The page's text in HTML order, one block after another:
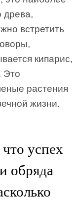
древа,
встретить
кипарис,
Это
растения
жизни.
успех
обряда